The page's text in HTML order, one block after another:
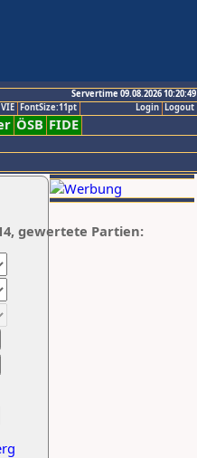
Servertime 09.08.2026 10:20:49
Logout
Login
VIE FontSize:11pt
ÖSB FIDE
gewertete Partien: